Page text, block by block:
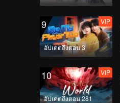
9
อัปเดตถึงตอน 3
VIP
10
อัปเดตถึงตอน 281
VIP